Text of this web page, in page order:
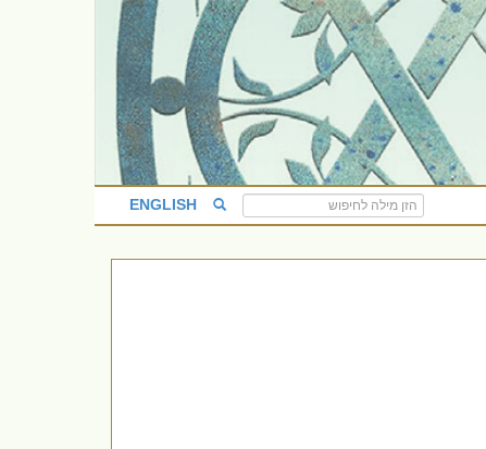
ENGLISH